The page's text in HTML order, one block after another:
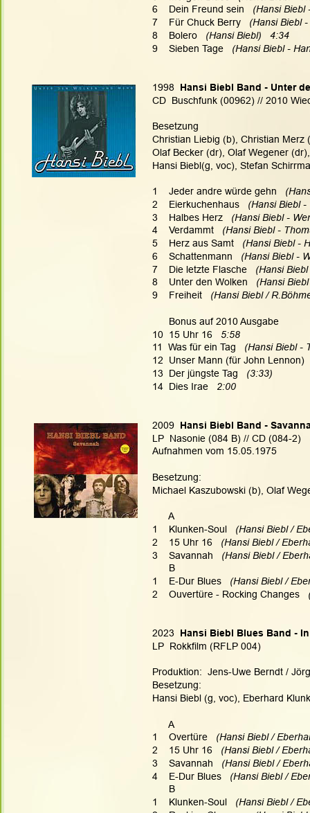
6    Dein Freund sein
(Hansi
7    Für Chuck Berry
(Hansi Biebl
8    Bolero (Hansi Biebl)   4:34
9    Sieben Tage (Hansi Biebl -
1998 Hansi Biebl Band - Unter
CD  Buschfunk (00962) // 2010
Besetzung
Christian Liebig (b), Christian Merz
Olaf Becker (dr), Olaf Wegener
Hansi Biebl(g, voc), Stefan
1    Jeder andre würde gehn
2    Eierkuchenhaus
(Hansi Biebl
3    Halbes Herz
(Hansi Biebl -
4    Verdammt
(Hansi Biebl -
5    Herz aus Samt (Hansi Biebl -
6    Schattenmann
(Hansi Biebl -
7    Die letzte Flasche
(Hansi
8    Unter den Wolken (Hansi
9    Freiheit
(Hansi Biebl /
      Bonus auf 2010 Ausgabe
10  15 Uhr 16
  5:58
11  Was für ein Tag
(Hansi Biebl
12  Unser Mann (für John Lennon)
13  Der jüngste Tag
   (3:33)
14  Dies Irae 2:00
2009
Hansi Biebl Band -
LP  Nasonie (084 B) // CD (084-2)
Aufnahmen vom 15.05.1975
Besetzung:
Michael Kaszubowski (b), Olaf
      A
1    Klunken-Soul
(Hansi Biebl /
2    15 Uhr 16
(Hansi Biebl /
3    Savannah
(Hansi Biebl /
      B
1    E-Dur Blues
(Hansi Biebl /
2    Ouvertüre - Rocking Changes
2023 Hansi Biebl Blues Band -
LP  Rokkfilm (RFLP 004)
Produktion:  Jens-Uwe Berndt /
Besetzung:
Hansi Biebl (g, voc), Eberhard
      A
1    Overtüre
(Hansi Biebl /
2    15 Uhr 16
(Hansi Biebl /
3    Savannah
(Hansi Biebl /
4    E-Dur Blues
(Hansi Biebl /
      B
1    Klunken-Soul
(Hansi Biebl /